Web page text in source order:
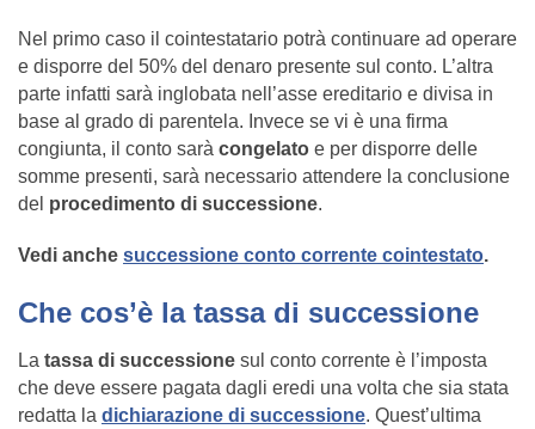
Nel primo caso il cointestatario potrà continuare ad operare
e disporre del 50% del denaro presente sul conto. L’altra
parte infatti sarà inglobata nell’asse ereditario e divisa in
base al grado di parentela. Invece se vi è una firma
congiunta, il conto sarà congelato e per disporre delle
somme presenti, sarà necessario attendere la conclusione
del procedimento di successione.
Vedi anche successione conto corrente cointestato.
Che cos’è la tassa di successione
La tassa di successione sul conto corrente è l’imposta
che deve essere pagata dagli eredi una volta che sia stata
redatta la dichiarazione di successione. Quest’ultima